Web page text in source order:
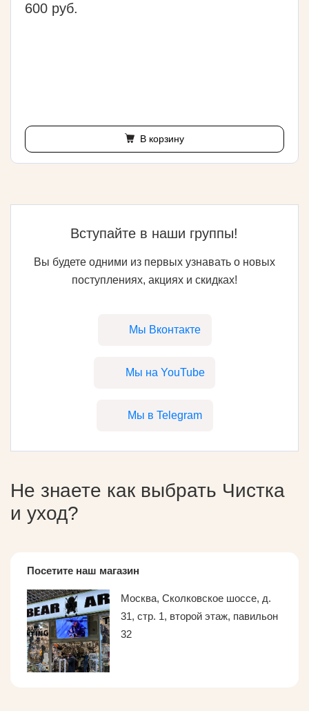
600 руб.
В корзину
Вступайте в наши группы!
Вы будете одними из первых узнавать о новых
поступлениях, акциях и скидках!
Мы Вконтакте
Мы на YouTube
Мы в Telegram
Не знаете как выбрать Чистка
и уход?
Посетите наш магазин
Москва, Сколковское шоссе, д.
31, стр. 1, второй этаж, павильон
32